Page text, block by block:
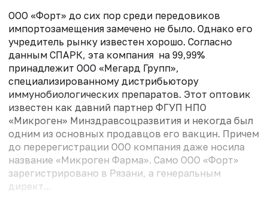
ООО «Форт» до сих пор среди передовиков
импортозамещения замечено не было. Однако его
учредитель рынку известен хорошо. Согласно
данным СПАРК, эта компания на 99,99%
принадлежит ООО «Мегард Групп»,
специализированному дистрибьютору
иммунобиологических препаратов. Этот оптовик
известен как давний партнер ФГУП НПО
«Микроген» Минздравсоцразвития и некогда был
одним из основных продавцов его вакцин. Причем
до перерегистрации ООО компания даже носила
название «Микроген Фарма». Само ООО «Форт»
зарегистрировано в Рязани, а генеральным
директ...